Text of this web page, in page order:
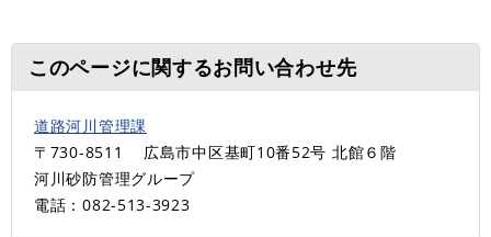
このページに関するお問い合わせ先
道路河川管理課
〒730-8511
広島市中区基町10番52号 北館６階
河川砂防管理グループ
電話：082-513-3923